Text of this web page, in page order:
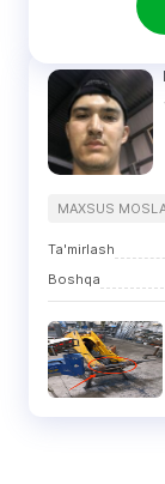
QIDIRUV
MAXSUS
Ta'mirlash
Boshqa